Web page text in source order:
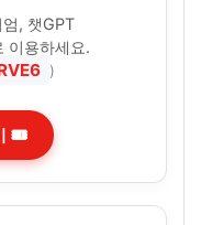
, 챗GPT
이용하세요.
)
🎟️